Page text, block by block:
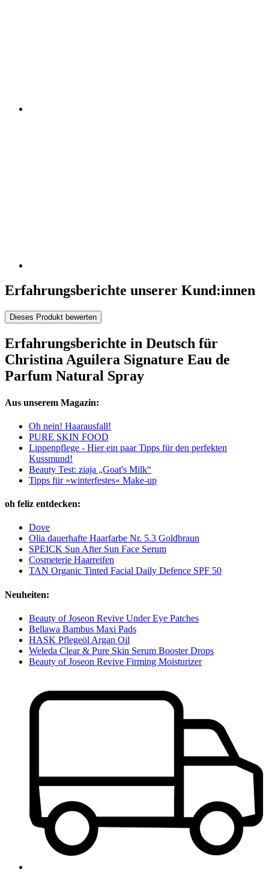
Erfahrungsberichte unserer Kund:innen
Dieses Produkt bewerten
Erfahrungsberichte in Deutsch für
Christina Aguilera Signature Eau de
Parfum Natural Spray
Aus unserem Magazin:
Oh nein! Haarausfall!
PURE SKIN FOOD
Lippenpflege - Hier ein paar Tipps für den perfekten
Kussmund!
Beauty Test: ziaja „Goat's Milk“
Tipps für »winterfestes« Make-up
oh feliz entdecken:
Dove
Olia dauerhafte Haarfarbe Nr. 5.3 Goldbraun
SPEICK Sun After Sun Face Serum
Cosmeterie Haarreifen
TAN Organic Tinted Facial Daily Defence SPF 50
Neuheiten:
Beauty of Joseon Revive Under Eye Patches
Bellawa Bambus Maxi Pads
HASK Pflegeöl Argan Oil
Weleda Clear & Pure Skin Serum Booster Drops
Beauty of Joseon Revive Firming Moisturizer